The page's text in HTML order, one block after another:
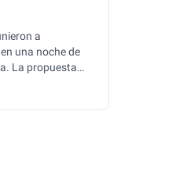
a
una noche de
La propuesta
con una gran